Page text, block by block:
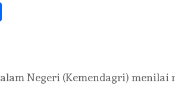
Negeri (Kemendagri) menilai